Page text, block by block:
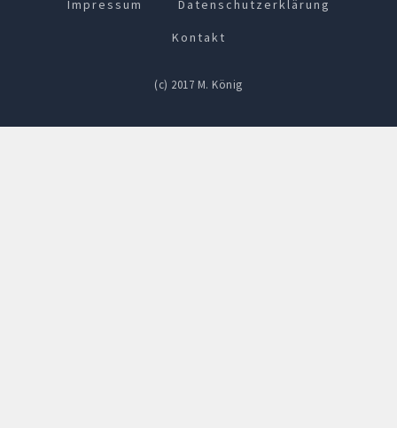
Impressum Datenschutzerklärung
Kontakt
(c) 2017 M. König